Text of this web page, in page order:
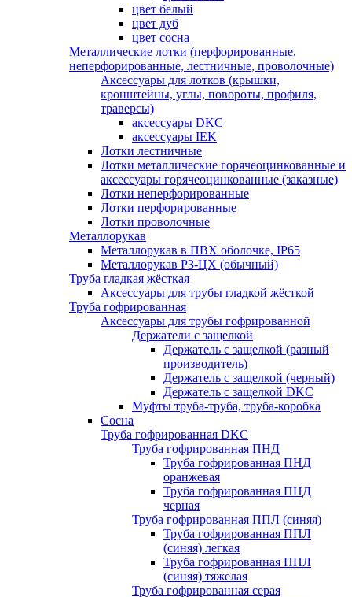
цвет белый
цвет дуб
цвет сосна
Металлические лотки (перфорированные,
неперфорированные, лестничные, проволочные)
Аксессуары для лотков (крышки,
кронштейны, углы, повороты, профиля,
траверсы)
аксессуары DKC
аксессуары IEK
Лотки лестничные
Лотки металлические горячеоцинкованные и
аксессуары горячеоцинкованные (заказные)
Лотки неперфорированные
Лотки перфорированные
Лотки проволочные
Металлорукав
Металлорукав в ПВХ оболочке, IP65
Металлорукав РЗ-ЦХ (обычный)
Труба гладкая жёсткая
Аксессуары для трубы гладкой жёсткой
Труба гофрированная
Аксессуары для трубы гофрированной
Держатели с защелкой
Держатель с защелкой (разный
производитель)
Держатель с защелкой (черный)
Держатель с защелкой DKC
Муфты труба-труба, труба-коробка
Сосна
Труба гофрированная DKC
Труба гофрированная ПНД
Труба гофрированная ПНД
оранжевая
Труба гофрированная ПНД
черная
Труба гофрированная ППЛ (синяя)
Труба гофрированная ППЛ
(синяя) легкая
Труба гофрированная ППЛ
(синяя) тяжелая
Труба гофрированная серая